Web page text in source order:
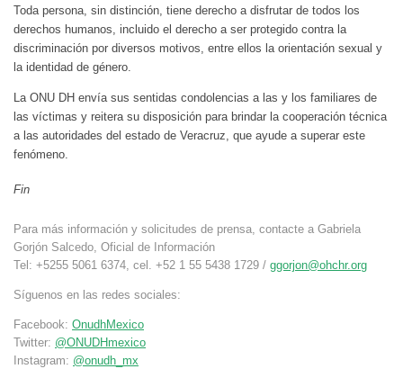
Toda persona, sin distinción, tiene derecho a disfrutar de todos los
derechos humanos, incluido el derecho a ser protegido contra la
discriminación por diversos motivos, entre ellos la orientación sexual y
la identidad de género.
La ONU DH envía sus sentidas condolencias a las y los familiares de
las víctimas y reitera su disposición para brindar la cooperación técnica
a las autoridades del estado de Veracruz, que ayude a superar este
fenómeno.
Fin
Para más información y solicitudes de prensa, contacte a Gabriela
Gorjón Salcedo, Oficial de Información
Tel: +5255 5061 6374, cel. +52 1 55 5438 1729 / ggorjon@ohchr.org
Síguenos en las redes sociales:
Facebook: OnudhMexico
Twitter: @ONUDHmexico
Instagram: @onudh_mx